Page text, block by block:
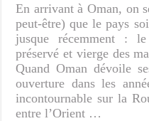
En arrivant à Oman, on
peut-être) que le pays
jusque récemment :
préservé et vierge des
Quand Oman dévoile
ouverture dans les
incontournable sur la
entre l’Orient …